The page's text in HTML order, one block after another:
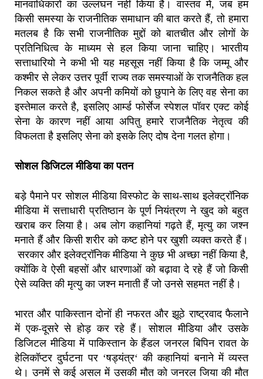
मानवाधिकारों का उल्लंघन नहीं किया है।
वास्तव में,जब हम
किसी समस्या के राजनीतिक समाधान की बात करते हैं,तो हमारा
मतलब है कि सभी राजनीतिक मुद्दों को बातचीत और लोगों के
प्रतिनिधित्व के माध्यम से हल किया जाना चाहिए।
भारतीय
सत्ताधारियो ने कभी भी यह महसूस नहीं किया है कि जम्मू और
कश्मीर से लेकर उत्तर पूर्वी राज्य तक समस्याओं के राजनैतिक हल
निकल सकते है और अपनी कमियों को छुपाने के लिए वह सेना का
इस्तेमाल करते है, इसलिए आर्म्ड फोर्सेज स्पेशल पॉवर एक्ट कोई
सेना के कारण नहीं आया अपितु हमारे राजनैतिक नेतृत्व की
विफलता है इसलिए सेना को इसके लिए दोष देना गलत होगा।
सोशल डिजिटल मीडिया का पतन
बड़े पैमाने पर सोशल मीडिया विस्फोट के साथ-साथ इलेक्ट्रॉनिक
मीडिया में सत्ताधारी प्रतिष्ठान के पूर्ण नियंत्रण ने खुद को बहुत
खराब कर लिया है। अब लोग कहानियां गढ़ते हैं,मृत्यु का जश्न
मनाते हैं और किसी शरीर को कष्ट होने पर खुशी व्यक्त करते हैं।
सरकार और इलेक्ट्रॉनिक मीडिया ने कुछ भी अच्छा नहीं किया है,
क्योंकि वे ऐसी बहसों और धारणाओं को बढ़ावा दे रहे हैं जो किसी
ऐसे व्यक्ति की मृत्यु का जश्न मनाती हैं जो उनसे सहमत नहीं है।
भारत और पाकिस्तान दोनों ही नफरत और झूठे राष्ट्रवाद फैलाने
में एक-दूसरे से होड़ कर रहे हैं।
सोशल मीडिया और उसके
डिजिटल मीडिया में पाकिस्तान के हैंडल जनरल बिपिन रावत के
हेलिकॉप्टर दुर्घटना पर ‘षड्यंत्र‘की कहानियां बनाने में व्यस्त
थे। उनमें से कई असल में उसकी मौत को जनरल जिया की मौत